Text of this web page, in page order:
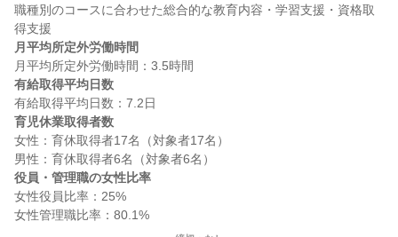
職種別のコースに合わせた総合的な教育内容・学習支援・資格取
月平均所定外労働時間
有給取得平均日数
育児休業取得者数
女性：育休取得者17名（対象者17名）
役員・管理職の女性比率
女性役員比率：25%